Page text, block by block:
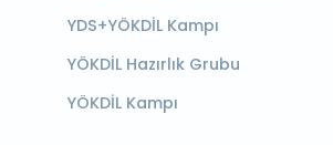
YDS+YÖKDİL Kampı
YÖKDİL Hazırlık Grubu
YÖKDİL Kampı